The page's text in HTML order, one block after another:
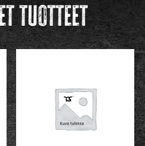
tuotteet